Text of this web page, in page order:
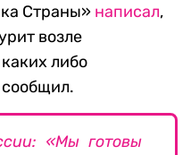
Страны» написал,
возле
либо
«Мы готовы